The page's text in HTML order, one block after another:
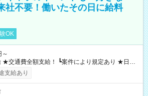
不要！働いたその日に給料
OK
～
あり） ┗働いたその日に現金GET♪ お仕事後はコ
払い分を引き落とせます！ 【試用期間】試
支給あり